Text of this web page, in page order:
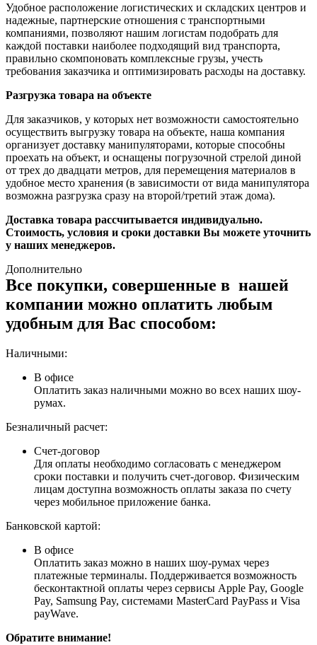
Удобное расположение логистических и складских центров и
надежные, партнерские отношения с транспортными
компаниями, позволяют нашим логистам подобрать для
каждой поставки наиболее подходящий вид транспорта,
правильно скомпоновать комплексные грузы, учесть
требования заказчика и оптимизировать расходы на доставку.
Разгрузка товара на объекте
Для заказчиков, у которых нет возможности самостоятельно
осуществить выгрузку товара на объекте, наша компания
организует доставку манипуляторами, которые способны
проехать на объект, и оснащены погрузочной стрелой диной
от трех до двадцати метров, для перемещения материалов в
удобное место хранения (в зависимости от вида манипулятора
возможна разгрузка сразу на второй/третий этаж дома).
Доставка товара рассчитывается индивидуально.
Стоимость, условия и сроки доставки Вы можете уточнить
у наших менеджеров.
Дополнительно
Все покупки, совершенные в нашей
компании можно оплатить любым
удобным для Вас способом:
Наличными:
В офисе
Оплатить заказ наличными можно во всех наших шоу-
румах.
Безналичный расчет:
Счет-договор
Для оплаты необходимо согласовать с менеджером
сроки поставки и получить счет-договор. Физическим
лицам доступна возможность оплаты заказа по счету
через мобильное приложение банка.
Банковской картой:
В офисе
Оплатить заказ можно в наших шоу-румах через
платежные терминалы. Поддерживается возможность
бесконтактной оплаты через сервисы Apple Pay, Google
Pay, Samsung Pay, системами MasterCard PayPass и Visa
payWave.
Обратите внимание!